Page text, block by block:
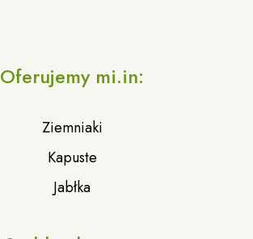
Oferujemy mi.in:
Ziemniaki
Kapuste
Jabłka